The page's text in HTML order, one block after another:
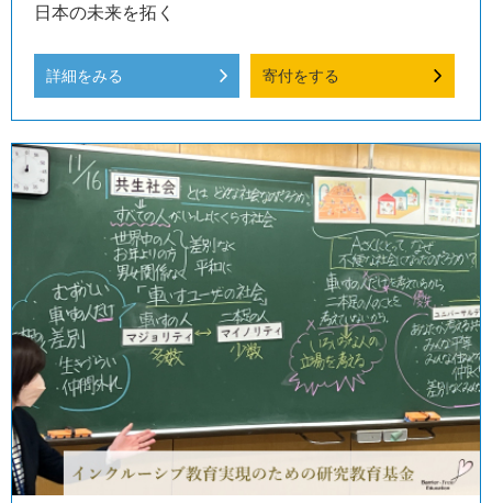
日本の未来を拓く
詳細をみる 寄付をする